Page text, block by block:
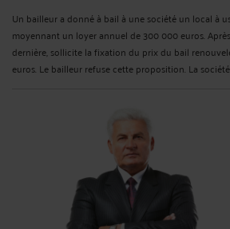
Un bailleur a donné à bail à une société un local à
moyennant un loyer annuel de 300 000 euros.
dernière, sollicite la fixation du prix du bail
euros. Le bailleur refuse cette proposition. La société